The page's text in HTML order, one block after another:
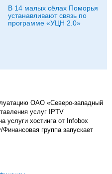
В 14 малых сёлах Поморья
устанавливают связь по
программе «УЦН 2.0»
ОАО «Северо-западный
услуг IPTV
услуги хостинга от Infobox
группа запускает